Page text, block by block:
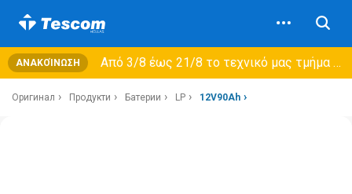
ΑΝΑΚΟΊΝΩΣΗ Από 3/8 έως 21/8 τo τεχνικό μας τμήμα θα εξυπηρετεί μόνο συμβόλαια συντήρησης και όχι νέες παραλαβές →
Оригинал Продукти Батерии LP 12V90Ah